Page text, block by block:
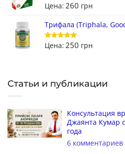
Цена: 260 грн
Трифала (Triphala,
Оценка5
из 5
Цена: 250 грн
Статьи и публикации
Консультация
Джаянта Кумар
года
6 комментариев